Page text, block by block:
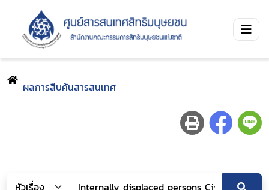
ผลการสืบค้นสารสนเทศ